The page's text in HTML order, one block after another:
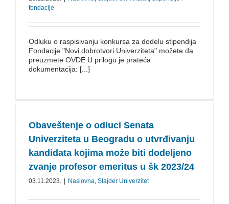
fondacije
Odluku o raspisivanju konkursa za dodelu stipendija
Fondacije "Novi dobrotvori Univerziteta" možete da
preuzmete OVDE U prilogu je prateća
dokumentacija: [...]
Obaveštenje o odluci Senata
Univerziteta u Beogradu o utvrđivanju
kandidata kojima može biti dodeljeno
zvanje profesor emeritus u šk 2023/24
03.11.2023. Naslovna, Slajder Univerzitet